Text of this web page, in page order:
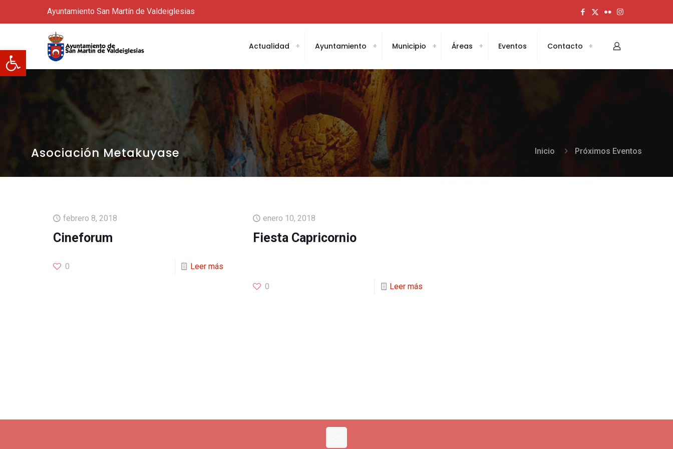
Abrir barra de herramientas
Ayuntamiento San Martín de Valdeiglesias
Actualidad Ayuntamiento Municipio Áreas Eventos Contacto
Asociación Metakuyase Inicio Próximos Eventos
febrero 8, 2018
Cineforum
0 Leer más
enero 10, 2018
Fiesta Capricornio
0 Leer más